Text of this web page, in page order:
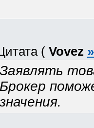
( Vovez »
Заявлять
Брокер
значения.